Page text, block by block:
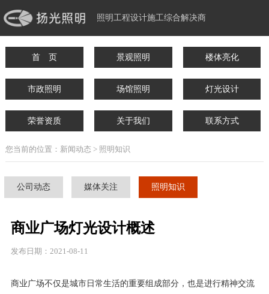
照明工程设计施工综合解决商
首 页 景观照明 楼体亮化
市政照明 场馆照明 灯光设计
荣誉资质 关于我们 联系方式
您当前的位置：新闻动态 > 照明知识
公司动态 媒体关注 照明知识
商业广场灯光设计概述
发布日期：2021-08-11
商业广场不仅是城市日常生活的重要组成部分，也是进行精神交流